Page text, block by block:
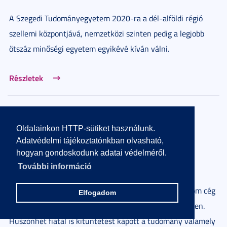
Oldalainkon HTTP-sütiket használunk.
Adatvédelmi tájékoztatónkban olvasható,
hogyan gondoskodunk adatai védelméről.
További információ
Elfogadom
A Szegedi Tudományegyetem 2020-ra a dél-alföldi régió
szellemi központjává, nemzetközi szinten pedig a legjobb
ötszáz minőségi egyetem egyikévé kíván válni.
Részletek
Tudomány Napján - Szeged a tudomány
fellegvára
2018. november 06. 3 perc
Átadták kedden az Dél-alföldi Innovációs Díjakat, három cég
és egy természetes személy részesült idén elismerésben.
Huszonhét fiatal is kitüntetést kapott a tudomány valamely